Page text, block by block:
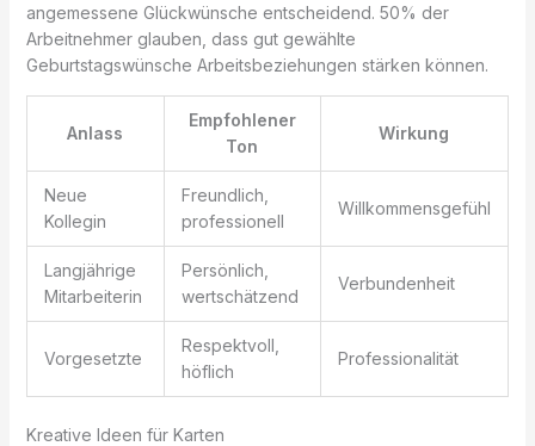
angemessene Glückwünsche entscheidend. 50% der
Arbeitnehmer glauben, dass gut gewählte
Geburtstagswünsche Arbeitsbeziehungen stärken können.
Anlass
Empfohlener
Ton
Wirkung
Neue
Kollegin
Freundlich,
professionell
Willkommensgefühl
Langjährige
Mitarbeiterin
Persönlich,
wertschätzend
Verbundenheit
Vorgesetzte
Respektvoll,
höflich
Professionalität
Kreative Ideen für Karten